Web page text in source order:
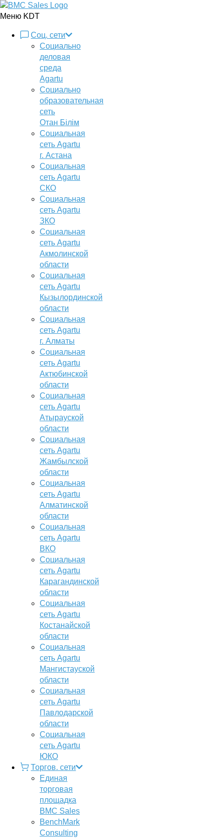
Меню KDT
Соц. сети
Социально
деловая
среда
Agartu
Социально
образовательная
сеть
Отан Бiлiм
Социальная
сеть Agartu
г. Астана
Социальная
сеть Agartu
СКО
Социальная
сеть Agartu
ЗКО
Социальная
сеть Agartu
Акмолинской
области
Социальная
сеть Agartu
Кызылординской
области
Социальная
сеть Agartu
г. Алматы
Социальная
сеть Agartu
Актюбинской
области
Социальная
сеть Agartu
Атырауской
области
Социальная
сеть Agartu
Жамбылской
области
Социальная
сеть Agartu
Алматинской
области
Социальная
сеть Agartu
ВКО
Социальная
сеть Agartu
Карагандинской
области
Социальная
сеть Agartu
Костанайской
области
Социальная
сеть Agartu
Мангистауской
области
Социальная
сеть Agartu
Павлодарской
области
Социальная
сеть Agartu
ЮКО
Торгов. сети
Единая
торговая
площадка
BMC Sales
BenchMark
Consulting